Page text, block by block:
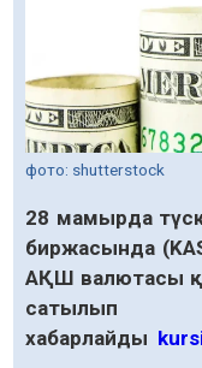
фото: shutterstock
28 мамырда
биржасында
АҚШ валютасы
хабарлайды